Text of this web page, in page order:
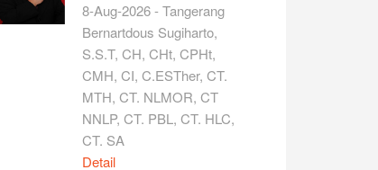
8-Aug-2026 - Tangerang
Bernartdous Sugiharto,
S.S.T, CH, CHt, CPHt,
CMH, CI, C.ESTher, CT.
MTH, CT. NLMOR, CT
NNLP, CT. PBL, CT. HLC,
CT. SA
Detail